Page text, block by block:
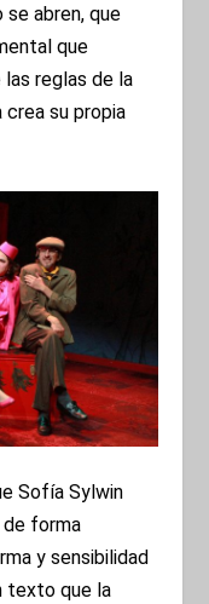
se abren, que
que
las reglas de la
crea su propia
Sofía Sylwin
forma
y sensibilidad
texto que la